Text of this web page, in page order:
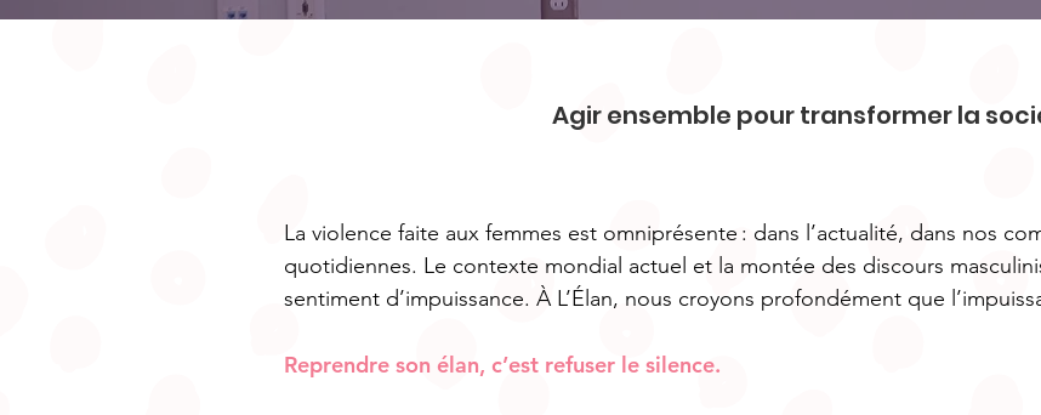
Agir ensemble pour transformer la
La violence faite aux femmes est omniprésente : dans l’actualité, dans nos
quotidiennes. Le contexte mondial actuel et la montée des discours
sentiment d’impuissance. À L’Élan, nous croyons profondément que
Reprendre son élan, c’est refuser le silence.